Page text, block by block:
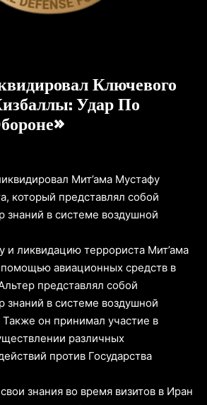
Ключевого
Удар По
Мит’ама Мустафу
который представлял собой
знаний в системе воздушной
и ликвидацию террориста Мит’ама
авиационных средств в
представлял собой
знаний в системе воздушной
он принимал участие в
различных
против Государства
знания во время визитов в Иран